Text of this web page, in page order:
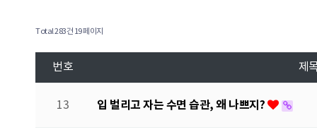
Total 283건 19 페이지
번호 제
13 입 벌리고 자는 수면 습관, 왜 나쁘지?